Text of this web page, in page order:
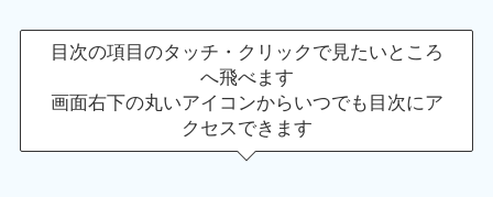
目次の項目のタッチ・クリックで見たいところ
へ飛べます
画面右下の丸いアイコンからいつでも目次にア
クセスできます